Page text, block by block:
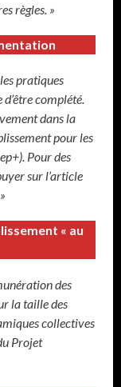
règles. »
pratiques
complété.
dans la
pour les
Pour des
sur l’article
« au
des
la taille des
collectives
Projet